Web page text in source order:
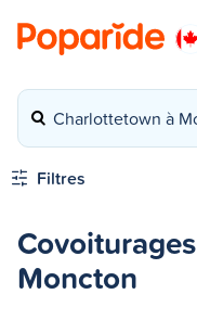
Charlottetown à
Filtres
Moncton